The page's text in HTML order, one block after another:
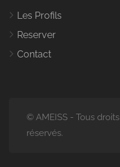
Les Profils
Reserver
Contact
© AMEISS - Tous droits
réservés.